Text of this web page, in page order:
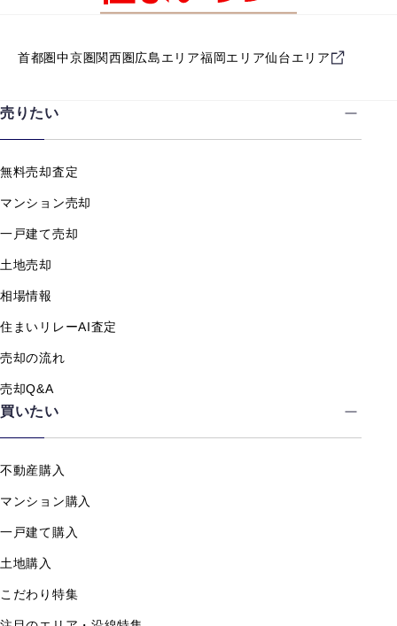
首都圏中京圏関西圏広島エリア福岡エリア仙台エリア
売りたい
無料売却査定
マンション売却
一戸建て売却
土地売却
相場情報
住まいリレーAI査定
売却の流れ
売却Q&A
買いたい
不動産購入
マンション購入
一戸建て購入
土地購入
こだわり特集